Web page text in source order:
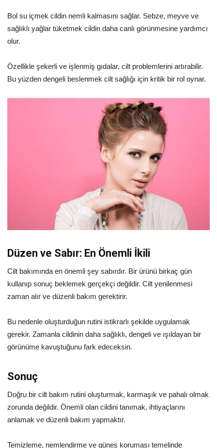
Bol su içmek cildin nemli kalmasını sağlar. Sebze, meyve ve
sağlıklı yağlar tüketmek cildin daha canlı görünmesine yardımcı
olur.
Özellikle şekerli ve işlenmiş gıdalar, cilt problemlerini artırabilir.
Bu yüzden dengeli beslenmek cilt sağlığı için kritik bir rol oynar.
Düzen ve Sabır: En Önemli İkili
Cilt bakımında en önemli şey sabırdır. Bir ürünü birkaç gün
kullanıp sonuç beklemek gerçekçi değildir. Cilt yenilenmesi
zaman alır ve düzenli bakım gerektirir.
Bu nedenle oluşturduğun rutini istikrarlı şekilde uygulamak
gerekir. Zamanla cildinin daha sağlıklı, dengeli ve ışıldayan bir
görünüme kavuştuğunu fark edeceksin.
Sonuç
Doğru bir cilt bakım rutini oluşturmak, karmaşık ve pahalı olmak
zorunda değildir. Önemli olan cildini tanımak, ihtiyaçlarını
anlamak ve düzenli bakım yapmaktır.
Temizleme, nemlendirme ve güneş koruması temelinde